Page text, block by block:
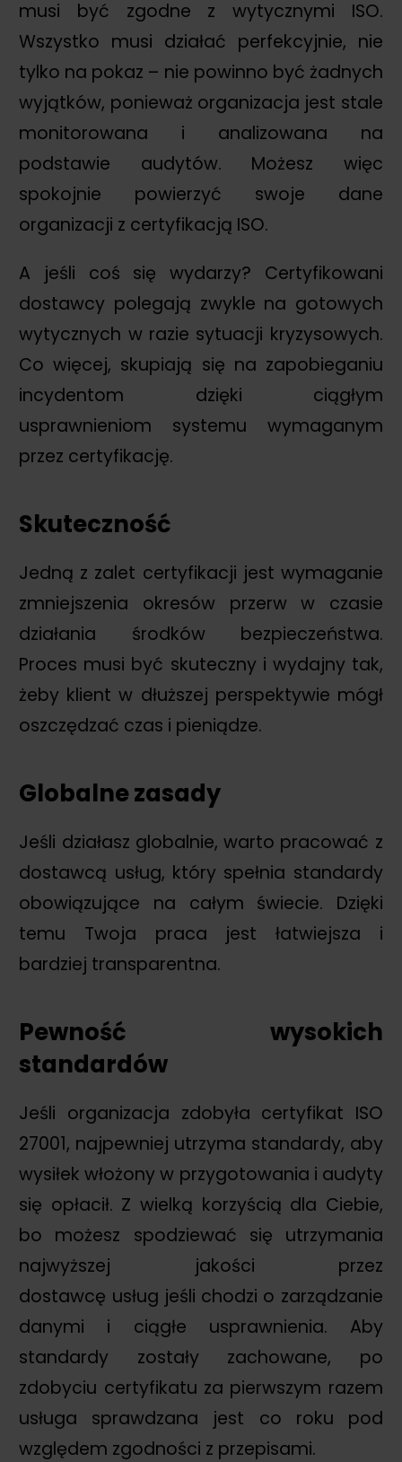
musi być zgodne z wytycznymi ISO.
Wszystko musi działać perfekcyjnie, nie
tylko na pokaz – nie powinno być żadnych
wyjątków, ponieważ organizacja jest stale
monitorowana i analizowana na
podstawie audytów. Możesz więc
spokojnie powierzyć swoje dane
organizacji z certyfikacją ISO.
A jeśli coś się wydarzy? Certyfikowani
dostawcy polegają zwykle na gotowych
wytycznych w razie sytuacji kryzysowych.
Co więcej, skupiają się na zapobieganiu
incydentom dzięki ciągłym
usprawnieniom systemu wymaganym
przez certyfikację.
Skuteczność
Jedną z zalet certyfikacji jest wymaganie
zmniejszenia okresów przerw w czasie
działania środków bezpieczeństwa.
Proces musi być skuteczny i wydajny tak,
żeby klient w dłuższej perspektywie mógł
oszczędzać czas i pieniądze.
Globalne zasady
Jeśli działasz globalnie, warto pracować z
dostawcą usług, który spełnia standardy
obowiązujące na całym świecie. Dzięki
temu Twoja praca jest łatwiejsza i
bardziej transparentna.
Pewność wysokich
standardów
Jeśli organizacja zdobyła certyfikat ISO
27001, najpewniej utrzyma standardy, aby
wysiłek włożony w przygotowania i audyty
się opłacił. Z wielką korzyścią dla Ciebie,
bo możesz spodziewać się utrzymania
najwyższej jakości przez
dostawcę usług jeśli chodzi o zarządzanie
danymi i ciągłe usprawnienia. Aby
standardy zostały zachowane, po
zdobyciu certyfikatu za pierwszym razem
usługa sprawdzana jest co roku pod
względem zgodności z przepisami.